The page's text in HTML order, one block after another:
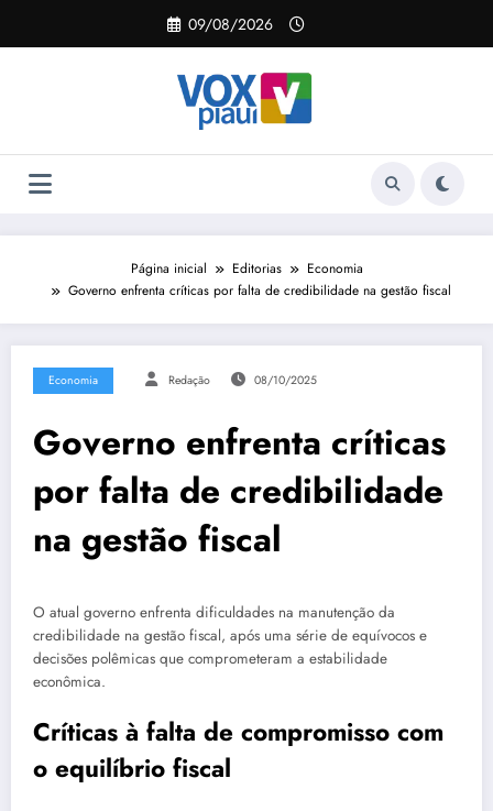
o
09/08/2026
Página inicial Editorias
Economia
Governo enfrenta críticas por falta de credibilidade na gestão fiscal
Economia Redação 08/10/2025
Governo enfrenta críticas
por falta de credibilidade
na gestão fiscal
O atual governo enfrenta dificuldades na manutenção da
credibilidade na gestão fiscal, após uma série de equívocos e
decisões polêmicas que comprometeram a estabilidade
econômica.
Críticas à falta de compromisso com
o equilíbrio fiscal